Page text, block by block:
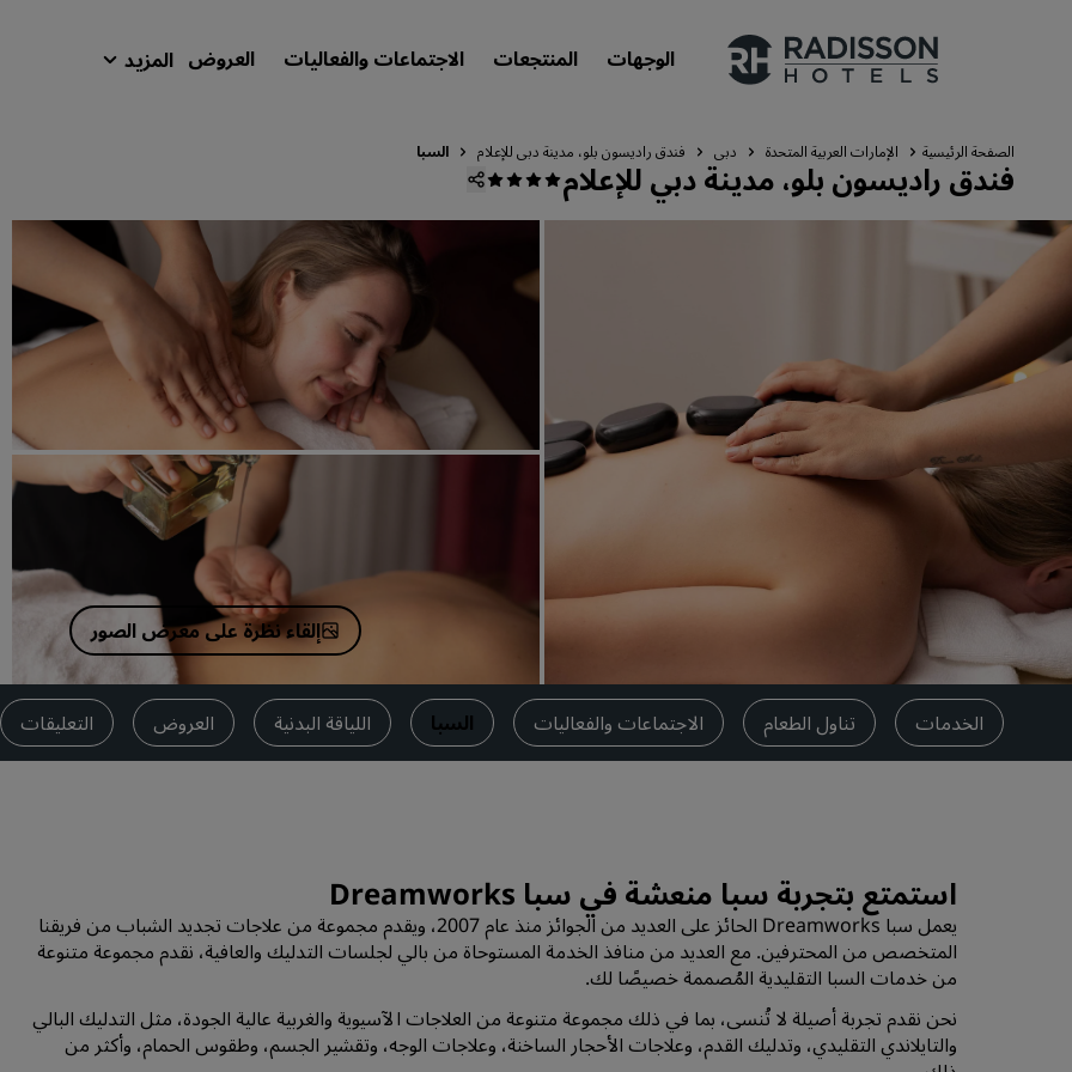
الوجهات المنتجعات الاجتماعات والفعاليات العروض المزيد
علاماتنا التجارية
العلامات التجارية التابعة في الصين
الوجهات
المنتجعات
شقق فندقية مجهزة
فنادق قريبة من المطار
الفنادق الجديدة والمرتقب
الاجتماعات والفعاليات
استكشف برنامج Radisson Meetings
احجز اجتماعًا
اطلب عرض أسعار
وجهات الفعاليات
حلول الصناعة
البحث عن الرحلات
البحث عن الرحلات
الخدمات الرقمية
الصفحة الرئيسية الإمارات العربية المتحدة دبي فندق راديسون بلو، مدينة دبي للإعلام السبا
فندق راديسون بلو، مدينة دبي للإعلام
إلقاء نظرة على معرض الصور
الخدمات تناول الطعام الاجتماعات والفعاليات السبا اللياقة البدنية العروض التعليقات
استمتع بتجربة سبا منعشة في سبا Dreamworks
يعمل سبا Dreamworks الحائز على العديد من الجوائز منذ عام 2007، ويقدم مجموعة من علاجات تجديد الشباب من فريقنا
المتخصص من المحترفين. مع العديد من منافذ الخدمة المستوحاة من بالي لجلسات التدليك والعافية، نقدم مجموعة متنوعة
من خدمات السبا التقليدية المُصممة خصيصًا لك.
نحن نقدم تجربة أصيلة لا تُنسى، بما في ذلك مجموعة متنوعة من العلاجات الآسيوية والغربية عالية الجودة، مثل التدليك البالي
والتايلاندي التقليدي، وتدليك القدم، وعلاجات الأحجار الساخنة، وعلاجات الوجه، وتقشير الجسم، وطقوس الحمام، وأكثر من